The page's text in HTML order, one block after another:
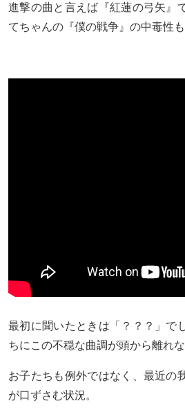
進撃の曲と言えば『紅蓮の弓矢』
てちゃんの『僕の戦争』の中毒性
最初に聞いたときは「？？？」で
ちにこの不穏な曲調が頭から離れな
お子たちも例外ではなく、最近の
が口ずさむ状況。